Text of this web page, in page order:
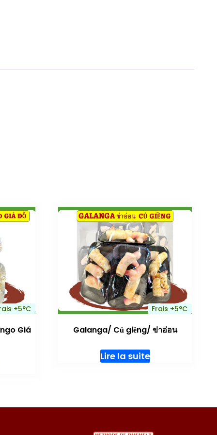
+5°C
Giá
Frais +5°C
Galanga/ Củ giềng/ ข่าอ่อน
Lire la suite